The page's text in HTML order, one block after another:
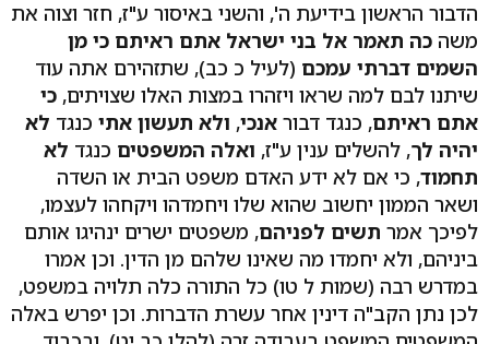
הדבור הראשון בידיעת ה', והשני באיסור ע"ז, חזר וצוה את
משה כה תאמר אל בני ישראל אתם ראיתם כי מן
השמים דברתי עמכם (לעיל כ כב), שתזהירם אתה עוד
שיתנו לבם למה שראו ויזהרו במצות האלו שצויתים, כי
אתם ראיתם, כנגד דבור אנכי, ולא תעשון אתי כנגד לא
יהיה לך, להשלים ענין ע"ז, ואלה המשפטים כנגד לא
תחמוד, כי אם לא ידע האדם משפט הבית או השדה
ושאר הממון יחשוב שהוא שלו ויחמדהו ויקחהו לעצמו,
לפיכך אמר תשים לפניהם, משפטים ישרים ינהיגו אותם
ביניהם, ולא יחמדו מה שאינו שלהם מן הדין. וכן אמרו
במדרש רבה (שמות ל טו) כל התורה כלה תלויה במשפט,
לכן נתן הקב"ה דינין אחר עשרת הדברות. וכן יפרש באלה